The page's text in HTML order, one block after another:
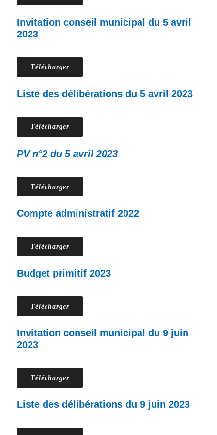
Invitation conseil municipal du 5 avril
2023
Télécharger
Liste des délibérations du 5 avril 2023
Télécharger
PV n°2 du 5 avril 2023
Télécharger
Compte administratif 2022
Télécharger
Budget primitif 2023
Télécharger
Invitation conseil municipal du 9 juin
2023
Télécharger
Liste des délibérations du 9 juin 2023